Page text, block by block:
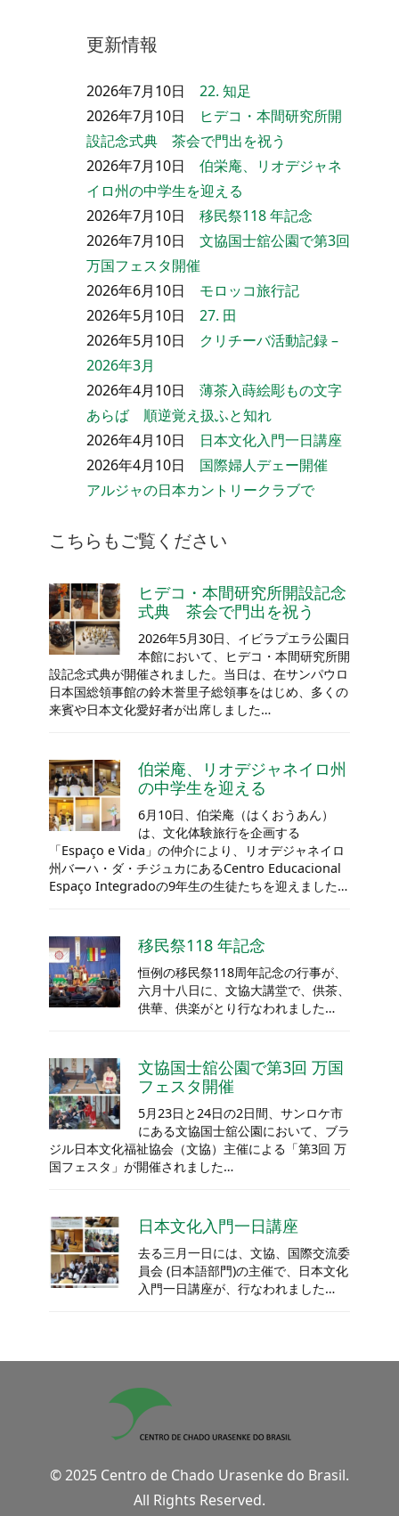
更新情報
2026年7月10日 22. 知足
2026年7月10日
ヒデコ・本間研究所開
設記念式典 茶会で門出を祝う
2026年7月10日 伯栄庵、リオデジャネ
イロ州の中学生を迎える
2026年7月10日 移民祭118 年記念
2026年7月10日 文協国士舘公園で第3回
万国フェスタ開催
2026年6月10日 モロッコ旅行記
2026年5月10日 27. 田
2026年5月10日 クリチーバ活動記録 –
2026年3月
2026年4月10日 薄茶入蒔絵彫もの文字
あらば 順逆覚え扱ふと知れ
2026年4月10日 日本文化入門一日講座
2026年4月10日 国際婦人デェー開催
アルジャの日本カントリークラブで
こちらもご覧ください
ヒデコ・本間研究所開設記念
式典 茶会で門出を祝う
2026年5月30日、イビラプエラ公園日
本館において、ヒデコ・本間研究所開
設記念式典が開催されました。当日は、在サンパウロ
日本国総領事館の鈴木誉里子総領事をはじめ、多くの
来賓や日本文化愛好者が出席しました…
伯栄庵、リオデジャネイロ州
の中学生を迎える
6月10日、伯栄庵（はくおうあん）
は、文化体験旅行を企画する
「Espaço e Vida」の仲介により、リオデジャネイロ
州バーハ・ダ・チジュカにあるCentro Educacional
Espaço Integradoの9年生の生徒たちを迎えました…
移民祭118 年記念
恒例の移民祭118周年記念の行事が、
六月十八日に、文協大講堂で、供茶、
供華、供楽がとり行なわれました…
文協国士舘公園で第3回 万国
フェスタ開催
5月23日と24日の2日間、サンロケ市
にある文協国士舘公園において、ブラ
ジル日本文化福祉協会（文協）主催による「第3回 万
国フェスタ」が開催されました…
日本文化入門一日講座
去る三月一日には、文協、国際交流委
員会 (日本語部門)の主催で、日本文化
入門一日講座が、行なわれました…
© 2025 Centro de Chado Urasenke do Brasil.
All Rights Reserved.